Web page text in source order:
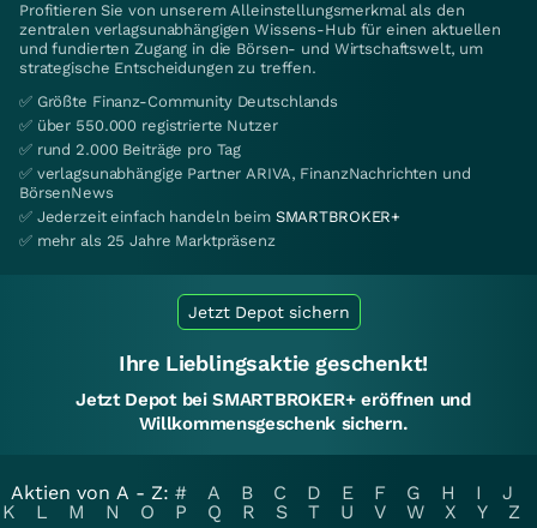
Profitieren Sie von unserem Alleinstellungsmerkmal als den
zentralen verlagsunabhängigen Wissens-Hub für einen aktuellen
und fundierten Zugang in die Börsen- und Wirtschaftswelt, um
strategische Entscheidungen zu treffen.
✅ Größte Finanz-Community Deutschlands
✅ über 550.000 registrierte Nutzer
✅ rund 2.000 Beiträge pro Tag
✅ verlagsunabhängige Partner ARIVA, FinanzNachrichten und
BörsenNews
✅ Jederzeit einfach handeln beim SMARTBROKER+
✅ mehr als 25 Jahre Marktpräsenz
Jetzt Depot sichern
Ihre Lieblingsaktie geschenkt!
Jetzt Depot bei SMARTBROKER+ eröffnen und
Willkommensgeschenk sichern.
Aktien von A - Z: # A B C D E F G H I
J
K
L M N O P Q R S T U V W X Y
Z